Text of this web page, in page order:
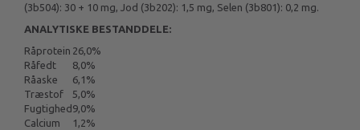
(3b504): 30 + 10 mg, Jod (3b202): 1,5 mg, Selen (3b801): 0,2 mg.
ANALYTISKE BESTANDDELE:
Råprotein 26,0%
Råfedt
8,0%
Råaske
6,1%
Træstof
5,0%
Fugtighed 9,0%
Calcium
1,2%